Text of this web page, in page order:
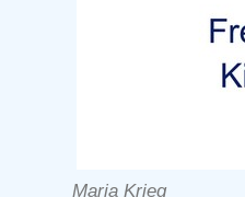
Maria Krieg